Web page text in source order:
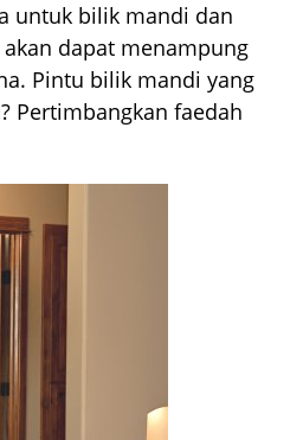
untuk bilik mandi dan
dapat menampung
Pintu bilik mandi yang
Pertimbangkan faedah